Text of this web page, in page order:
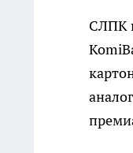
СЛПК